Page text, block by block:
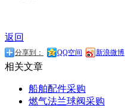
返回
分享到： QQ空间 新浪微博
相关文章
船舶配件采购
燃气法兰球阀采购